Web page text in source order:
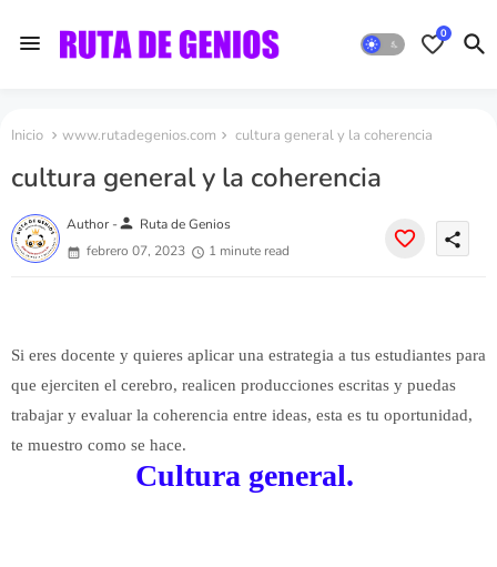
0
Inicio www.rutadegenios.com cultura general y la coherencia
cultura general y la coherencia
Author -person Ruta de Genios
febrero 07, 2023
1 minute read
share
Si eres docente y quieres aplicar una estrategia a tus estudiantes para
que ejerciten el cerebro, realicen producciones escritas y puedas
trabajar y evaluar la coherencia entre ideas, esta es tu oportunidad,
te muestro como se hace.
Cultura general.